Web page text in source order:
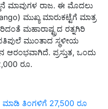
ಮಾವುಗಳ ರಾಜ. ಈ ಮೊದಲು
ಮುಖ್ಯ ಮಾರುಕಟ್ಟೆಗೆ ಮಾತ್ರ
ಮಹಾರಾಷ್ಟ್ರದ ರತ್ನಗಿರಿ
ಮುಂತಾದ ಸ್ಥಳೀಯ
ಪ್ರಸ್ತುತ, ಒಂದು
ರೂ.
ಮಾಡಿ ತಿಂಗಳಿಗೆ 27,500 ರೂ